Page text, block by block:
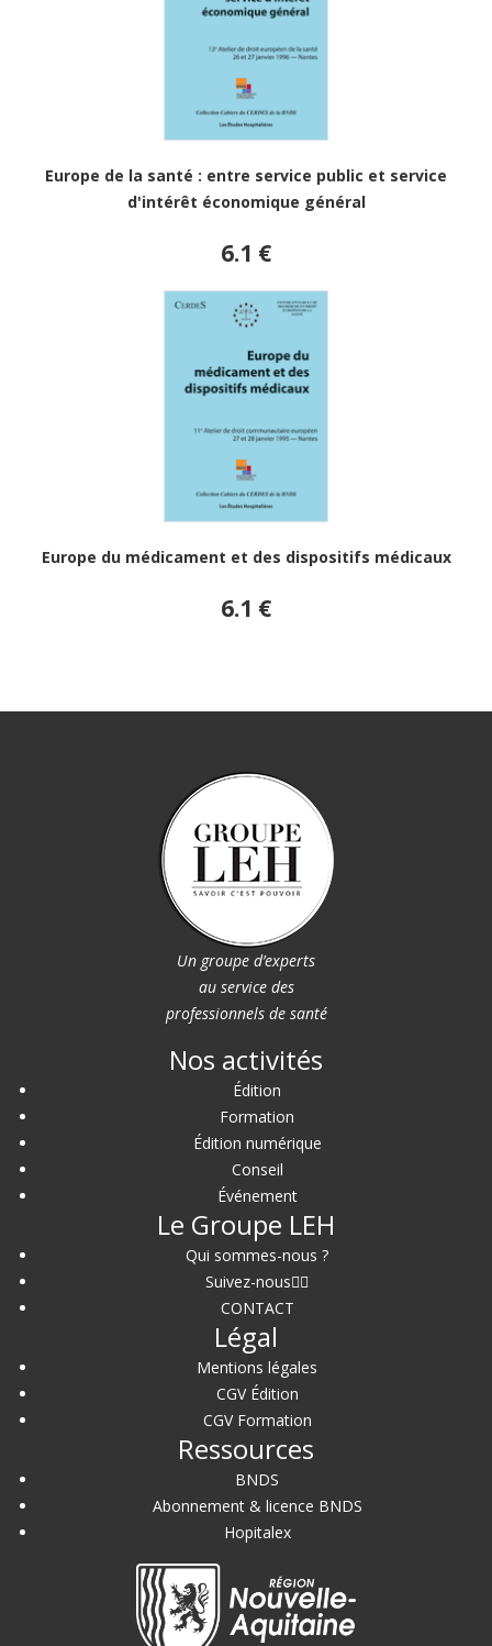
Europe de la santé : entre service public et service
d'intérêt économique général
6.1 €
Europe du médicament et des dispositifs médicaux
6.1 €
Un groupe d’experts
au service des
professionnels de santé
Nos activités
Édition
Formation
Édition numérique
Conseil
Événement
Le Groupe LEH
Qui sommes-nous ?
Suivez-nous
CONTACT
Légal
Mentions légales
CGV Édition
CGV Formation
Ressources
BNDS
Abonnement & licence BNDS
Hopitalex